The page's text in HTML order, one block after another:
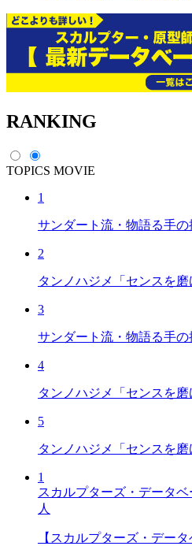
RANKING
TOPICS MOVIE
1
サンダート流・物語る手
2
タンノハジメ「センスを
3
サンダート流・物語る手
4
タンノハジメ「センスを
5
タンノハジメ「センスを
1
スカルプターズ・データ
人
【スカルプターズ・デー